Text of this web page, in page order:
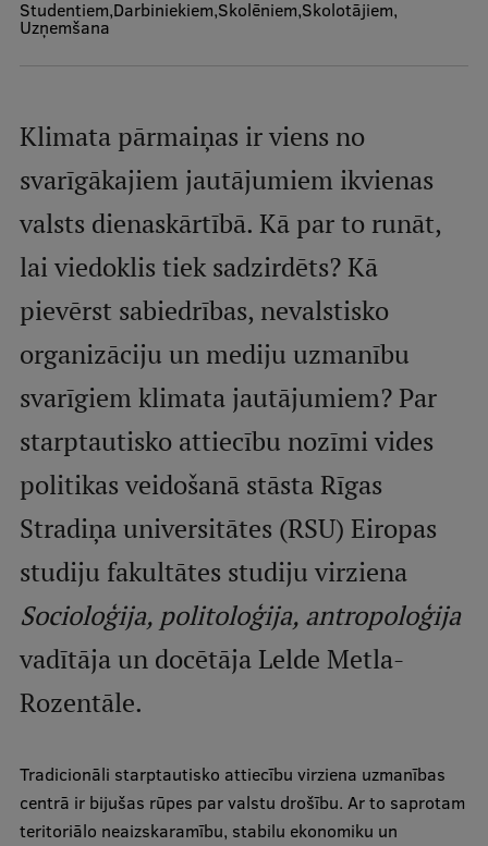
izvēlne
Undergraduate Programmes
Postgraduate Study Programmes
Doctoral Studies
Graduate Medical Training
Admissions
Your Start in Riga
Why choose RSU?
Medizinstudium an der RSU
International Student Ambassadors
About Us
Student life
Faculties
Our people
Studentiem Darbiniekiem Skolēniem Skolotājiem
Uzņemšana
Klimata pārmaiņas ir viens no
svarīgākajiem jautājumiem ikvienas
valsts dienaskārtībā. Kā par to runāt,
lai viedoklis tiek sadzirdēts? Kā
pievērst sabiedrības, nevalstisko
organizāciju un mediju uzmanību
svarīgiem klimata jautājumiem? Par
starptautisko attiecību nozīmi vides
politikas veidošanā stāsta Rīgas
Stradiņa universitātes (RSU) Eiropas
studiju fakultātes studiju virziena
Socioloģija, politoloģija, antropoloģija
vadītāja un docētāja Lelde Metla-
Rozentāle.
Tradicionāli starptautisko attiecību virziena uzmanības
centrā ir bijušas rūpes par valstu drošību. Ar to saprotam
teritoriālo neaizskaramību, stabilu ekonomiku un